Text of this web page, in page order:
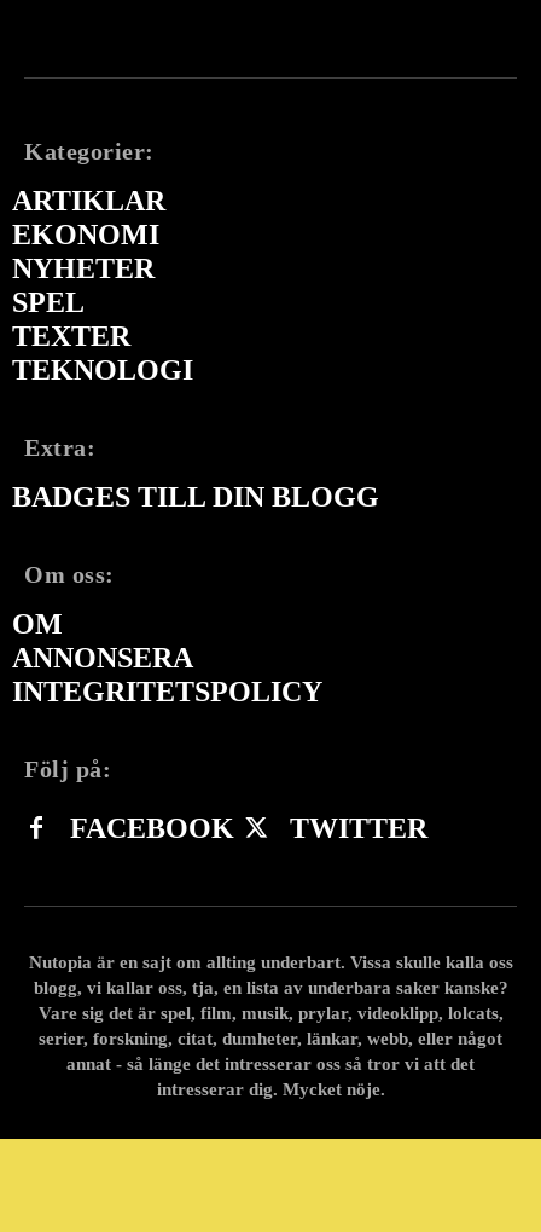
Kategorier:
ARTIKLAR
EKONOMI
NYHETER
SPEL
TEXTER
TEKNOLOGI
Extra:
BADGES TILL DIN BLOGG
Om oss:
OM
ANNONSERA
INTEGRITETSPOLICY
Följ på:
FACEBOOK TWITTER
Nutopia är en sajt om allting underbart. Vissa skulle kalla oss
blogg, vi kallar oss, tja, en lista av underbara saker kanske?
Vare sig det är spel, film, musik, prylar, videoklipp, lolcats,
serier, forskning, citat, dumheter, länkar, webb, eller något
annat - så länge det intresserar oss så tror vi att det
intresserar dig. Mycket nöje.